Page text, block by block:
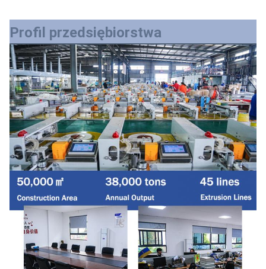
Profil przedsiębiorstwa